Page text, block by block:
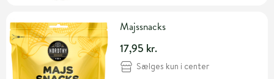
Majssnacks
17,95 kr.
Sælges kun i center